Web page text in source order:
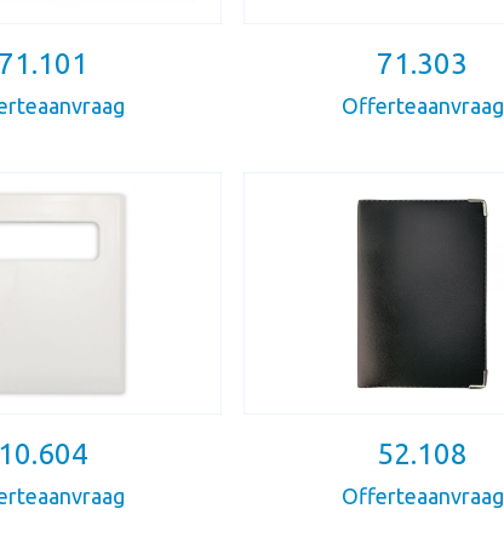
71.303
Offerteaanvraag
52.108
Offerteaanvraag